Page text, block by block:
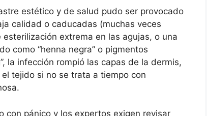
estético y de salud pudo ser provocado
calidad o caducadas (muchas veces
extrema en las agujas, o una
como “henna negra” o pigmentos
la infección rompió las capas de la dermis,
tejido si no se trata a tiempo con
con pánico y los expertos exigen revisar